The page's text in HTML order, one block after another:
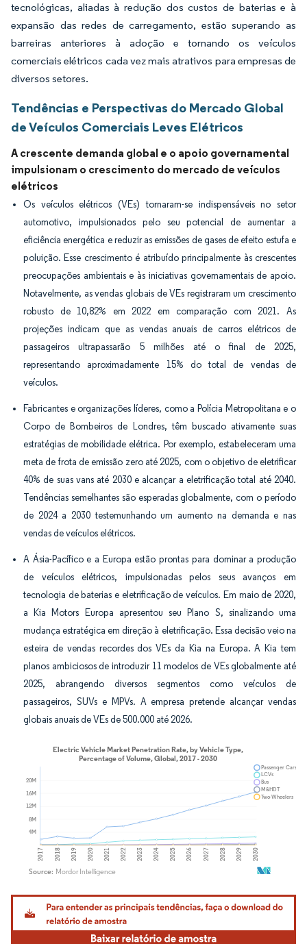
tecnológicas, aliadas à redução dos custos de baterias e à
expansão das redes de carregamento, estão superando as
barreiras anteriores à adoção e tornando os veículos
comerciais elétricos cada vez mais atrativos para empresas de
diversos setores.
Tendências e Perspectivas do Mercado Global
de Veículos Comerciais Leves Elétricos
A crescente demanda global e o apoio governamental
impulsionam o crescimento do mercado de veículos
elétricos
Os veículos elétricos (VEs) tornaram-se indispensáveis no setor
automotivo, impulsionados pelo seu potencial de aumentar a
eficiência energética e reduzir as emissões de gases de efeito estufa e
poluição. Esse crescimento é atribuído principalmente às crescentes
preocupações ambientais e às iniciativas governamentais de apoio.
Notavelmente, as vendas globais de VEs registraram um crescimento
robusto de 10,82% em 2022 em comparação com 2021. As
projeções indicam que as vendas anuais de carros elétricos de
passageiros ultrapassarão 5 milhões até o final de 2025,
representando aproximadamente 15% do total de vendas de
veículos.
Fabricantes e organizações líderes, como a Polícia Metropolitana e o
Corpo de Bombeiros de Londres, têm buscado ativamente suas
estratégias de mobilidade elétrica. Por exemplo, estabeleceram uma
meta de frota de emissão zero até 2025, com o objetivo de eletrificar
40% de suas vans até 2030 e alcançar a eletrificação total até 2040.
Tendências semelhantes são esperadas globalmente, com o período
de 2024 a 2030 testemunhando um aumento na demanda e nas
vendas de veículos elétricos.
A Ásia-Pacífico e a Europa estão prontas para dominar a produção
de veículos elétricos, impulsionadas pelos seus avanços em
tecnologia de baterias e eletrificação de veículos. Em maio de 2020,
a Kia Motors Europa apresentou seu Plano S, sinalizando uma
mudança estratégica em direção à eletrificação. Essa decisão veio na
esteira de vendas recordes dos VEs da Kia na Europa. A Kia tem
planos ambiciosos de introduzir 11 modelos de VEs globalmente até
2025, abrangendo diversos segmentos como veículos de
passageiros, SUVs e MPVs. A empresa pretende alcançar vendas
globais anuais de VEs de 500.000 até 2026.
Imagem © Mordor Intelligence. O reuso requer atribuição conforme CC BY 4.0.